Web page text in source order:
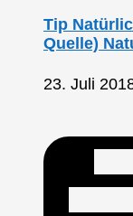
Tip
Quelle)
23. Juli